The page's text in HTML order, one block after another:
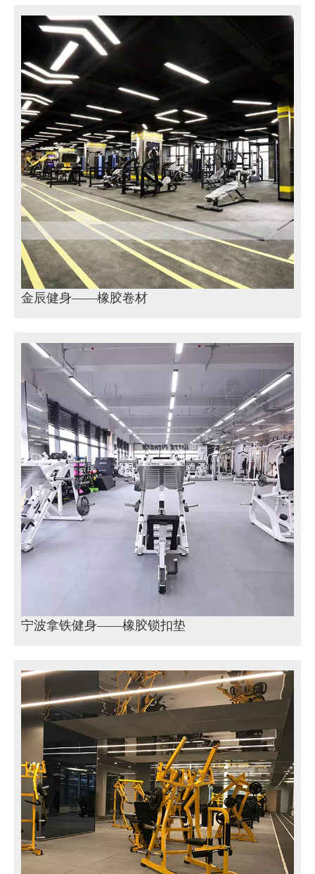
金辰健身——橡胶卷材
宁波拿铁健身——橡胶锁扣垫